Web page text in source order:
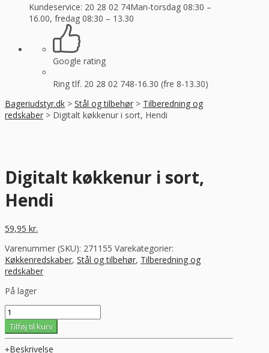
Kundeservice: 20 28 02 74Man-torsdag 08:30 –
16.00, fredag 08:30 – 13.30
Google rating
Ring tlf. 20 28 02 748-16.30 (fre 8-13.30)
Bageriudstyr.dk > Stål og tilbehør > Tilberedning og
redskaber > Digitalt køkkenur i sort, Hendi
Digitalt køkkenur i sort,
Hendi
59,95 kr.
Varenummer (SKU): 271155 Varekategorier:
Køkkenredskaber, Stål og tilbehør, Tilberedning og
redskaber
På lager
Digitalt
køkkenur
i
sort,
Tilføj til kurv
Beskrivelse